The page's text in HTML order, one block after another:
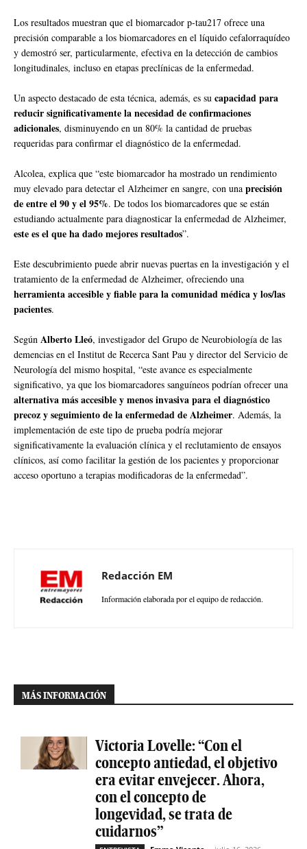
Los resultados muestran que el biomarcador p-tau217 ofrece una
precisión comparable a los biomarcadores en el líquido cefalorraquídeo
y demostró ser, particularmente, efectiva en la detección de cambios
longitudinales, incluso en etapas preclínicas de la enfermedad.
Un aspecto destacado de esta técnica, además, es su capacidad para
reducir significativamente la necesidad de confirmaciones
adicionales, disminuyendo en un 80% la cantidad de pruebas
requeridas para confirmar el diagnóstico de la enfermedad.
Alcolea, explica que “este biomarcador ha mostrado un rendimiento
muy elevado para detectar el Alzheimer en sangre, con una precisión
de entre el 90 y el 95%. De todos los biomarcadores que se están
estudiando actualmente para diagnosticar la enfermedad de Alzheimer,
este es el que ha dado mejores resultados”.
Este descubrimiento puede abrir nuevas puertas en la investigación y el
tratamiento de la enfermedad de Alzheimer, ofreciendo una
herramienta accesible y fiable para la comunidad médica y los/las
pacientes.
Según Alberto Lleó, investigador del Grupo de Neurobiología de las
demencias en el Institut de Recerca Sant Pau y director del Servicio de
Neurología del mismo hospital, “este avance es especialmente
significativo, ya que los biomarcadores sanguíneos podrían ofrecer una
alternativa más accesible y menos invasiva para el diagnóstico
precoz y seguimiento de la enfermedad de Alzheimer. Además, la
implementación de este tipo de prueba podría mejorar
significativamente la evaluación clínica y el reclutamiento de ensayos
clínicos, así como facilitar la gestión de los pacientes y proporcionar
acceso oportuno a terapias modificadoras de la enfermedad”.
Redacción EM
Información elaborada por el equipo de redacción.
MÁS INFORMACIÓN
Victoria Lovelle: “Con el
concepto antiedad, el objetivo
era evitar envejecer. Ahora,
con el concepto de
longevidad, se trata de
cuidarnos”